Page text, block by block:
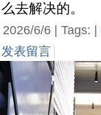
么去解决的。
2026/6/6 | Tags: |
发表留言